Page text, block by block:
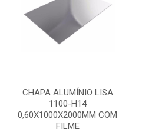
CHAPA ALUMÍNIO LISA
1100-H14
0,60X1000X2000MM COM
FILME